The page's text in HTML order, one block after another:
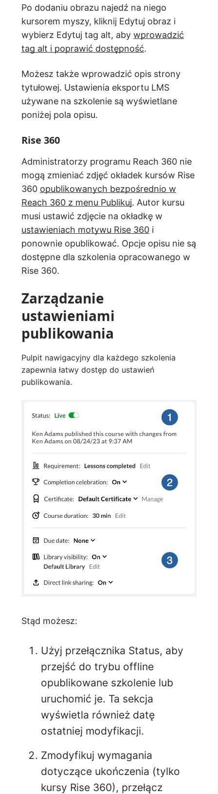
Po dodaniu obrazu najedź na niego
kursorem myszy, kliknij Edytuj obraz i
wybierz Edytuj tag alt, aby wprowadzić
tag alt i poprawić dostępność.
Możesz także wprowadzić opis strony
tytułowej. Ustawienia eksportu LMS
używane na szkolenie są wyświetlane
poniżej pola opisu.
Rise 360
Administratorzy programu Reach 360 nie
mogą zmieniać zdjęć okładek kursów Rise
360 opublikowanych bezpośrednio w
Reach 360 z menu Publikuj. Autor kursu
musi ustawić zdjęcie na okładkę w
ustawieniach motywu Rise 360 i
ponownie opublikować. Opcje opisu nie są
dostępne dla szkolenia opracowanego w
Rise 360.
Zarządzanie
ustawieniami
publikowania
Pulpit nawigacyjny dla każdego szkolenia
zapewnia łatwy dostęp do ustawień
publikowania.
Stąd możesz:
Użyj przełącznika Status, aby
przejść do trybu offline
opublikowane szkolenie lub
uruchomić je. Ta sekcja
wyświetla również datę
ostatniej modyfikacji.
Zmodyfikuj wymagania
dotyczące ukończenia (tylko
kursy Rise 360), przełącz